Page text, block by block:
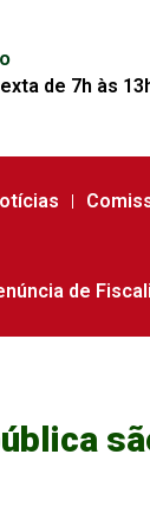
de 7h às
de